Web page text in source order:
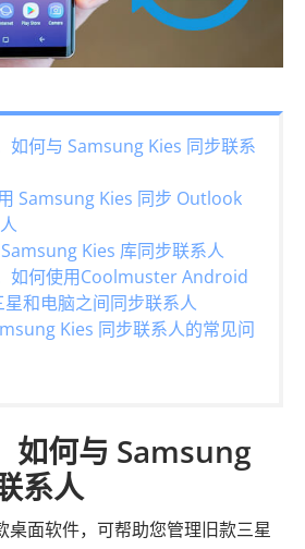
如何与 Samsung Kies 同步联系
Samsung Kies 同步 Outlook
Kies 库同步联系人
如何使用Coolmuster Android
和电脑之间同步联系人
Kies 同步联系人的常见问
如何与 Samsung
系人
桌面软件，可帮助您管理旧款三星